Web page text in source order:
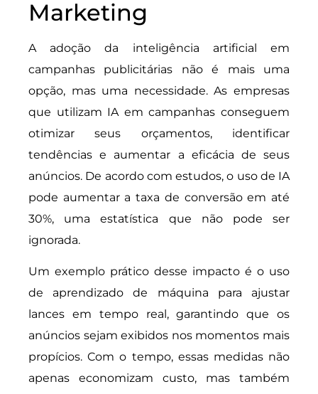
Marketing
A adoção da inteligência artificial em
campanhas publicitárias não é mais uma
opção, mas uma necessidade. As empresas
que utilizam IA em campanhas conseguem
otimizar seus orçamentos, identificar
tendências e aumentar a eficácia de seus
anúncios. De acordo com estudos, o uso de IA
pode aumentar a taxa de conversão em até
30%, uma estatística que não pode ser
ignorada.
Um exemplo prático desse impacto é o uso
de aprendizado de máquina para ajustar
lances em tempo real, garantindo que os
anúncios sejam exibidos nos momentos mais
propícios. Com o tempo, essas medidas não
apenas economizam custo, mas também